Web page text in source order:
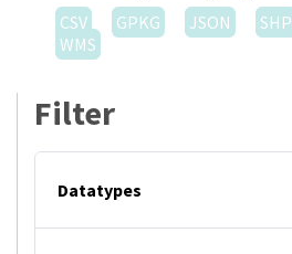
CSV
GPKG JSON SHP
WMS
Filter
Datatypes